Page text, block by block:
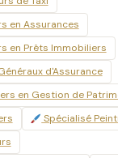
en Assurances
en Prêts Immobiliers
d'Assurance
en Gestion de
Spécialisé